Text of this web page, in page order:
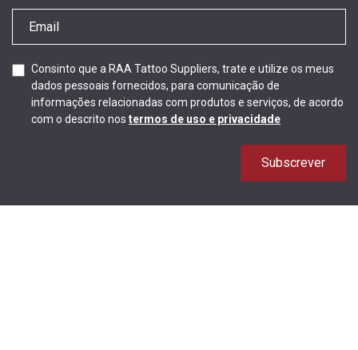
Consinto que a RAA Tattoo Suppliers, trate e utilize os meus
dados pessoais fornecidos, para comunicação de
informações relacionadas com produtos e serviços, de acordo
com o descrito nos termos de uso e privacidade
Subscrever